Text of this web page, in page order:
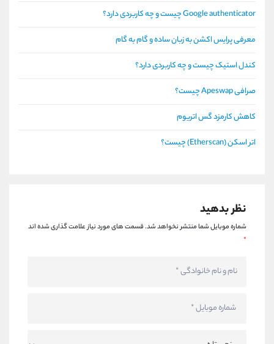
Google authenticator چیست و چه کاربردی دارد؟
معرفی پرایس اکشن به زبان ساده و گام به گام
کندل استیک چیست و چه کاربردی دارد؟
صرافی Apeswap چیست؟
کاهش کارمزد گس اتریوم
اتر اسکن (Etherscan) چیست؟
نظر بدهید
شماره موبایل شما منتشر نخواهد شد.قسمت های مورد نیاز علامت گذاری شده اند
*